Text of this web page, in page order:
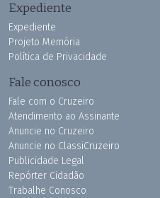
Expediente
Expediente
Projeto Memória
Política de Privacidade
Fale conosco
Fale com o Cruzeiro
Atendimento ao Assinante
Anuncie no Cruzeiro
Anuncie no ClassiCruzeiro
Publicidade Legal
Repórter Cidadão
Trabalhe Conosco